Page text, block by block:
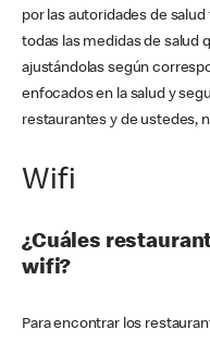
por las autoridades de
todas las medidas de salud
ajustándolas según
enfocados en la salud y
restaurantes y de ustedes,
Wifi
¿Cuáles
wifi?
Para encontrar los